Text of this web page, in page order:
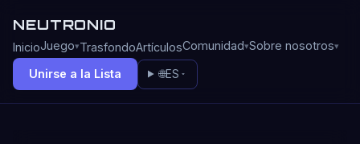
NEUTRONIO
InicioJuego TrasfondoArtículosComunidad Sobre nosotros
Unirse a la Lista 🌐ES